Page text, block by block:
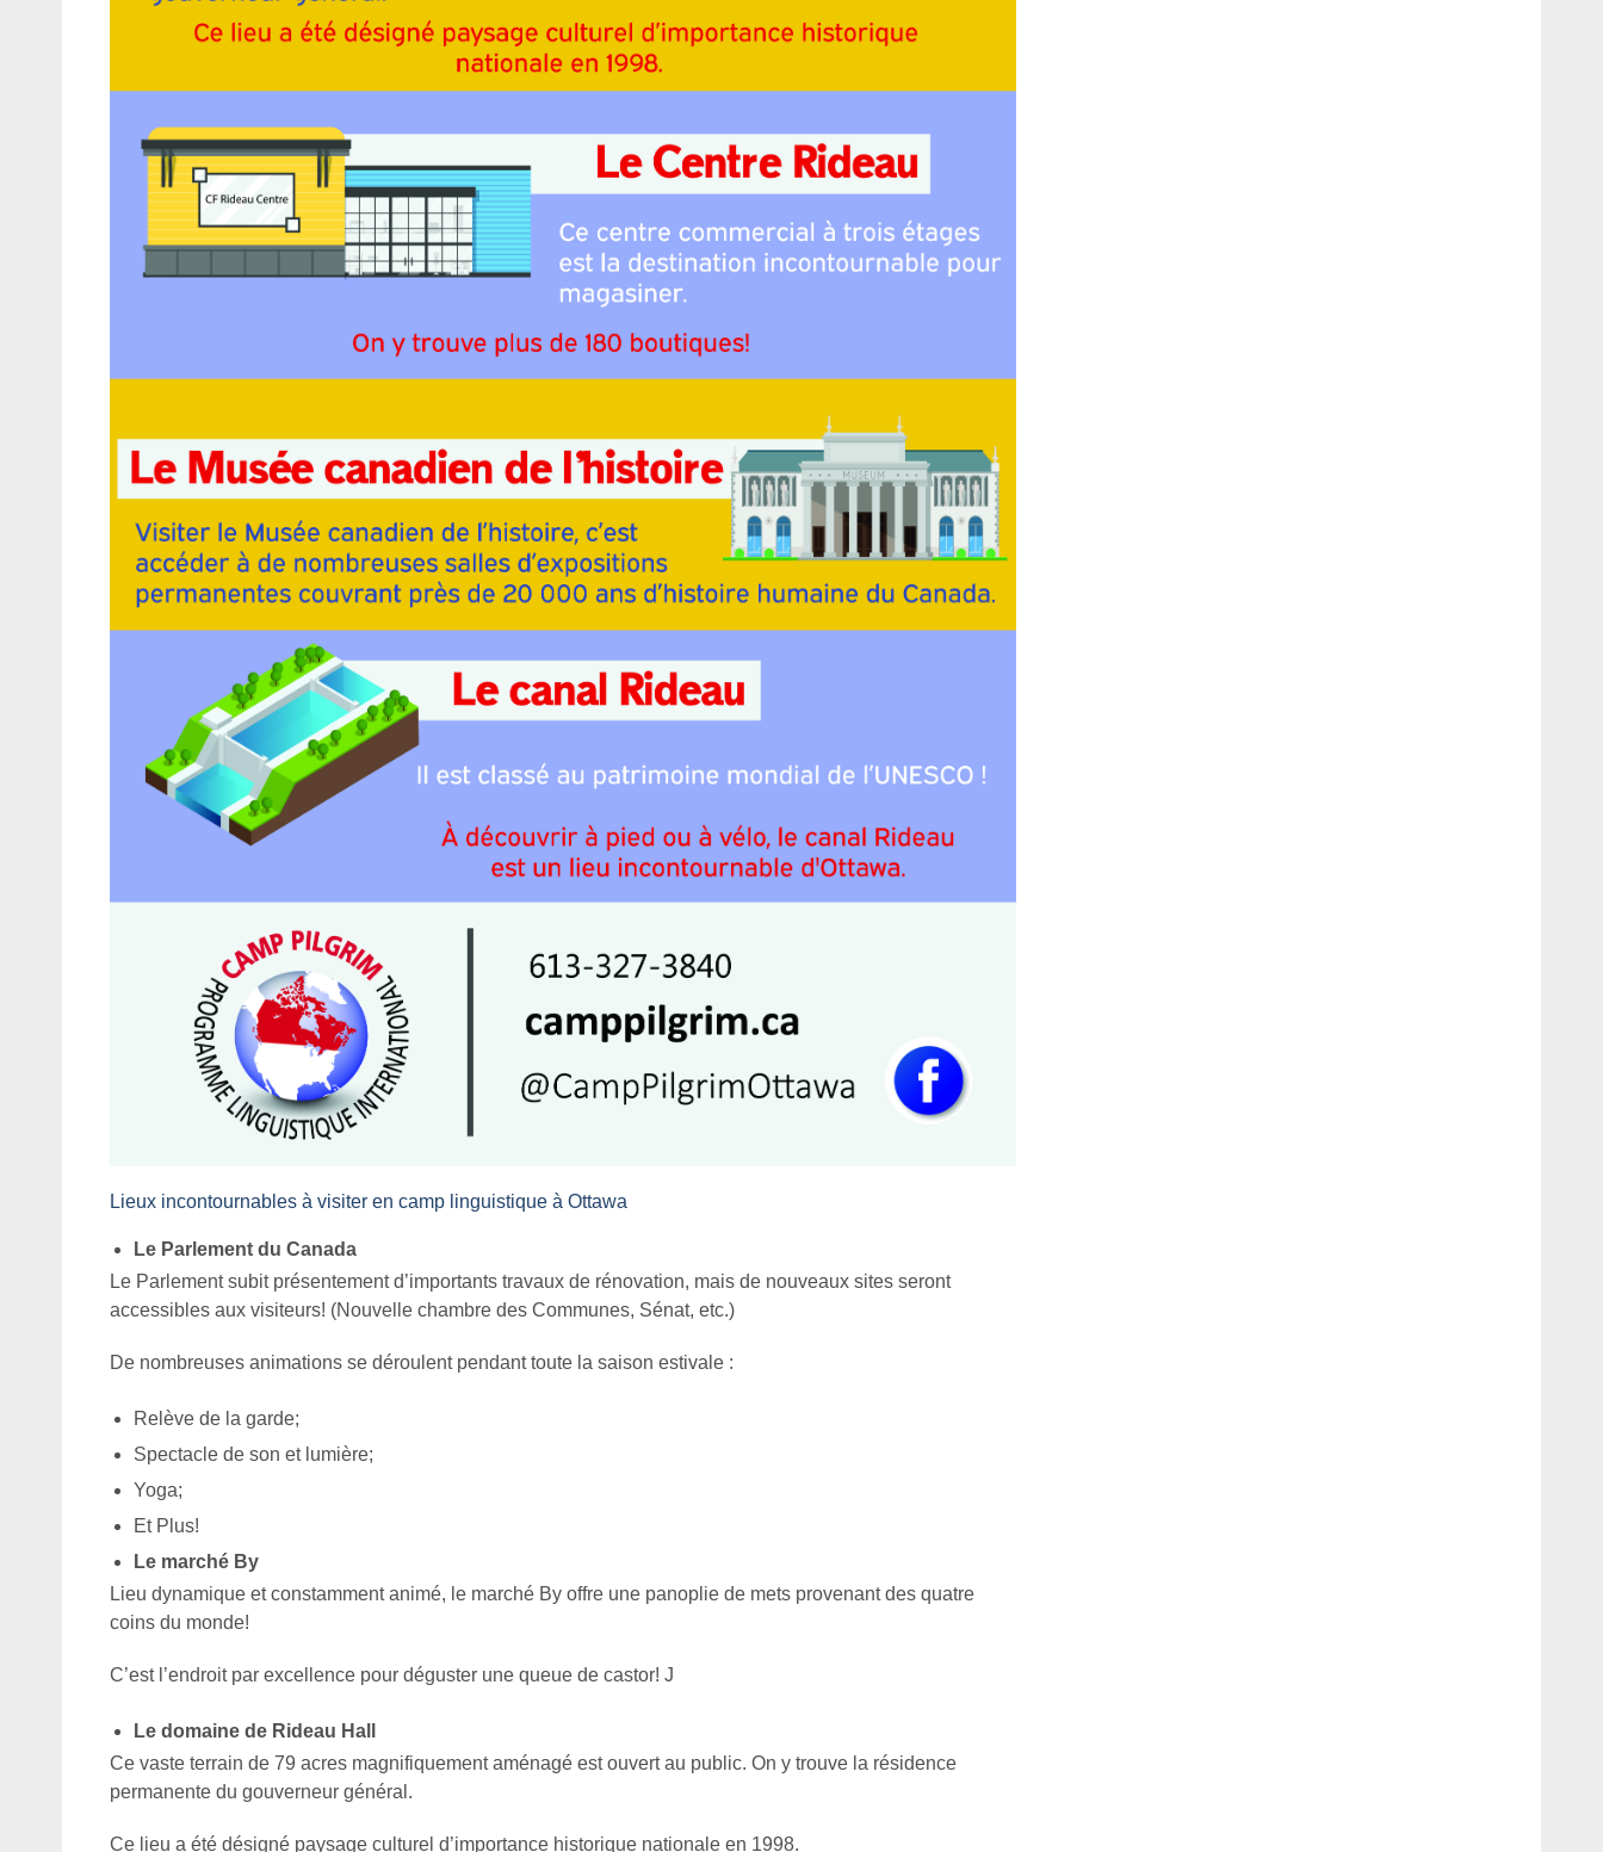
Lieux incontournables à visiter en camp linguistique à Ottawa
Le Parlement du Canada
Le Parlement subit présentement d’importants travaux de rénovation, mais de nouveaux sites seront
accessibles aux visiteurs! (Nouvelle chambre des Communes, Sénat, etc.)
De nombreuses animations se déroulent pendant toute la saison estivale :
Relève de la garde;
Spectacle de son et lumière;
Yoga;
Et Plus!
Le marché By
Lieu dynamique et constamment animé, le marché By offre une panoplie de mets provenant des quatre
coins du monde!
C’est l’endroit par excellence pour déguster une queue de castor! J
Le domaine de Rideau Hall
Ce vaste terrain de 79 acres magnifiquement aménagé est ouvert au public. On y trouve la résidence
permanente du gouverneur général.
Ce lieu a été désigné paysage culturel d’importance historique nationale en 1998.